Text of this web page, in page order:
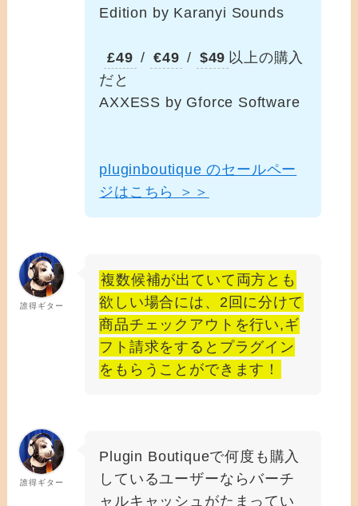
Edition by Karanyi Sounds
£49 / €49 / $49 以上の購入
だと
AXXESS by Gforce Software
pluginboutique のセールペー
ジはこちら ＞＞
誰得ギター
複数候補が出ていて両方とも
欲しい場合には、2回に分けて
商品チェックアウトを行い,ギ
フト請求をするとプラグイン
をもらうことができます！
誰得ギター
Plugin Boutiqueで何度も購入
しているユーザーならバーチ
ャルキャッシュがたまってい